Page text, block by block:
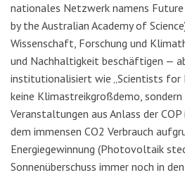
nationales Netzwerk namens
by the Australian Academy of
Wissenschaft, Forschung und
und Nachhaltigkeit beschäftigen —
institutionalisiert wie „Scientists for
keine Klimastreikgroßdemo,
Veranstaltungen aus Anlass der
dem immensen CO2 Verbrauch
Energiegewinnung (Photovoltaik
Sonnenüberschuss immer noch in